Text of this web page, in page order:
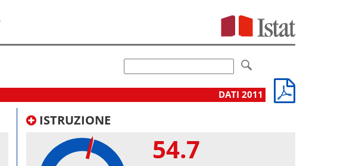
DATI 2011
ISTRUZIONE
54.7